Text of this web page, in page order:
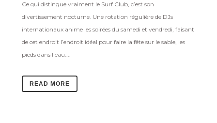
Ce qui distingue vraiment le Surf Club, c’est son
divertissement nocturne. Une rotation régulière de DJs
internationaux anime les soirées du samedi et vendredi, faisant
de cet endroit l’endroit idéal pour faire la fête sur le sable, les
pieds dans l'eau....
READ MORE